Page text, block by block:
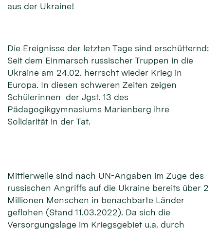
aus der Ukraine!
Die Ereignisse der letzten Tage sind erschütternd:
Seit dem Einmarsch russischer Truppen in die
Ukraine am 24.02. herrscht wieder Krieg in
Europa. In diesen schweren Zeiten zeigen
Schülerinnen der Jgst. 13 des
Pädagogikgymnasiums Marienberg ihre
Solidarität in der Tat.
Mittlerweile sind nach UN-Angaben im Zuge des
russischen Angriffs auf die Ukraine bereits über 2
Millionen Menschen in benachbarte Länder
geflohen (Stand 11.03.2022). Da sich die
Versorgungslage im Kriegsgebiet u.a. durch